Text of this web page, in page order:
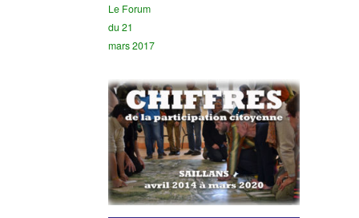
Le Forum
du 21
mars 2017